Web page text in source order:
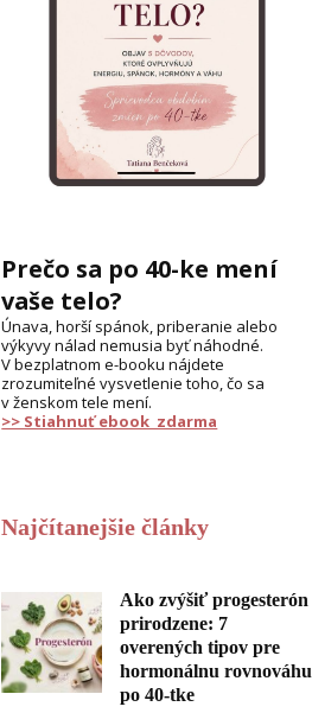
Prečo sa po 40-ke mení
vaše telo?
Únava, horší spánok, priberanie alebo
výkyvy nálad nemusia byť náhodné.
V bezplatnom e-booku nájdete
zrozumiteľné vysvetlenie toho, čo sa
v ženskom tele mení.
>> Stiahnuť ebook zdarma
Najčítanejšie články
Ako zvýšiť progesterón
prirodzene: 7
overených tipov pre
hormonálnu rovnováhu
po 40-tke